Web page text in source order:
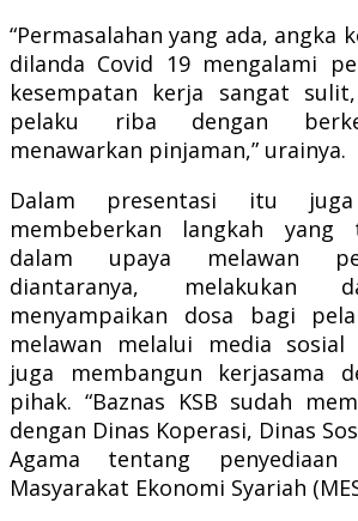
“Permasalahan yang ada, angka
dilanda Covid 19 mengalami
kesempatan kerja sangat
pelaku riba dengan
menawarkan pinjaman,” urainya.
Dalam presentasi itu
membeberkan langkah yang
dalam upaya melawan
diantaranya, melakukan
menyampaikan dosa bagi
melawan melalui media
juga membangun kerjasama
pihak. “Baznas KSB sudah
dengan Dinas Koperasi, Dinas
Agama tentang
Masyarakat Ekonomi Syariah